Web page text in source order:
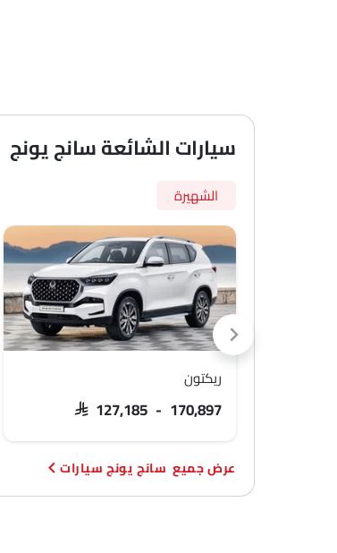
سيارات الشائعة سانج يونج
الشهيرة
ريكتون
SAR 127,185 - 170,897
سانج يونج سيارات